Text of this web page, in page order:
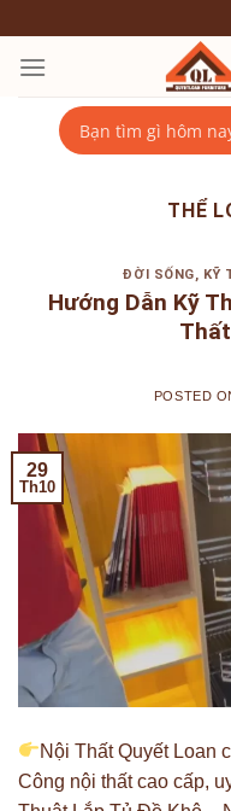
content
THỂ
ĐỜI SỐNG, KỸ
Hướng Dẫn Kỹ
POSTED
29
Th10
Nội Thất Quyết Loan
Công nội thất cao cấp,